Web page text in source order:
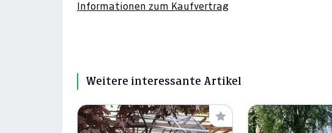
Informationen zum Kaufvertrag
Weitere interessante Artikel